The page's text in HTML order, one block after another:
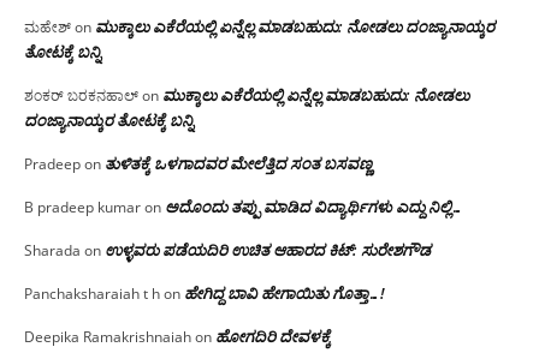
ಮಹೇಶ್on ಮುಕ್ಕಾಲು ಎಕೆರೆಯಲ್ಲಿ ಏನ್ನೆಲ್ಲ‌ ಮಾಡಬಹುದು: ನೋಡಲು ದಂಜ್ಯಾನಾಯ್ಕರ
ತೋಟಕ್ಕೆ ಬನ್ನಿ
ಶಂಕರ್ ಬರಕನಹಾಲ್on ಮುಕ್ಕಾಲು ಎಕೆರೆಯಲ್ಲಿ ಏನ್ನೆಲ್ಲ‌ ಮಾಡಬಹುದು: ನೋಡಲು
ದಂಜ್ಯಾನಾಯ್ಕರ ತೋಟಕ್ಕೆ ಬನ್ನಿ
Pradeepon ತುಳಿತಕ್ಕೆ ಒಳಗಾದವರ ಮೇಲೆತ್ತಿದ ಸಂತ ಬಸವಣ್ಣ
B pradeep kumaron ಅದೊಂದು ತಪ್ಪು ಮಾಡಿದ ವಿದ್ಯಾರ್ಥಿಗಳು ಎದ್ದು ನಿಲ್ಲಿ…
Sharada on ಉಳ್ಳವರು ಪಡೆಯದಿರಿ ಉಚಿತ ಆಹಾರದ ಕಿಟ್: ಸುರೇಶಗೌಡ
Panchaksharaiah t hon ಹೇಗಿದ್ದ ಬಾವಿ ಹೇಗಾಯಿತು ಗೊತ್ತಾ…!
Deepika Ramakrishnaiahon ಹೋಗದಿರಿ ದೇವಳಕ್ಕೆ